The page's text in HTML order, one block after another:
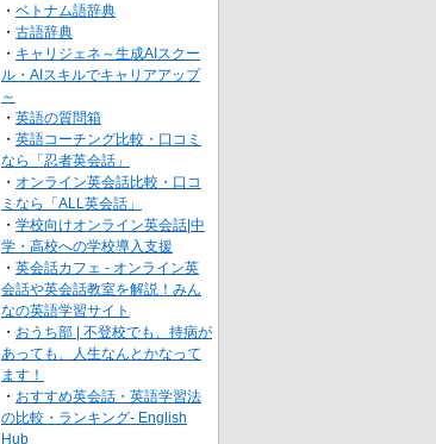
・ ベトナム語辞典
・ 古語辞典
・ キャリジェネ～生成AIスクー
ル・AIスキルでキャリアアップ
～
・ 英語の質問箱
・ 英語コーチング比較・口コミ
なら「忍者英会話」
・ オンライン英会話比較・口コ
ミなら「ALL英会話」
・ 学校向けオンライン英会話|中
学・高校への学校導入支援
・ 英会話カフェ - オンライン英
会話や英会話教室を解説！みん
なの英語学習サイト
・ おうち部 | 不登校でも、持病が
あっても、人生なんとかなって
ます！
・ おすすめ英会話・英語学習法
の比較・ランキング- English
Hub